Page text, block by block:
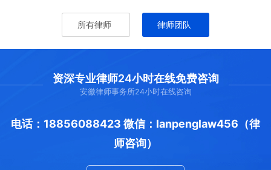
所有律师 律师团队
资深专业律师24小时在线免费咨询
安徽律师事务所24小时在线咨询
电话：18856088423 微信：lanpenglaw456（律
师咨询）